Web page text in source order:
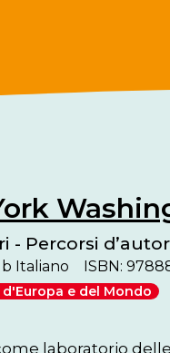
- Percorsi
Italiano ISBN:
d'Europa e del Mondo
laboratorio